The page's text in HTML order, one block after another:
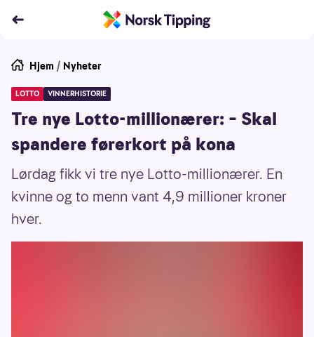
Hjem / Nyheter
LOTTO VINNERHISTORIE
Tre nye Lotto-millionærer: – Skal
spandere førerkort på kona
Lørdag fikk vi tre nye Lotto-millionærer. En
kvinne og to menn vant 4,9 millioner kroner
hver.